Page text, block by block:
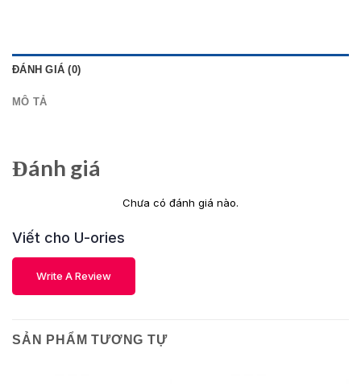
ĐÁNH GIÁ (0)
MÔ TẢ
Đánh giá
Chưa có đánh giá nào.
Viết cho U-ories
Write A Review
SẢN PHẨM TƯƠNG TỰ